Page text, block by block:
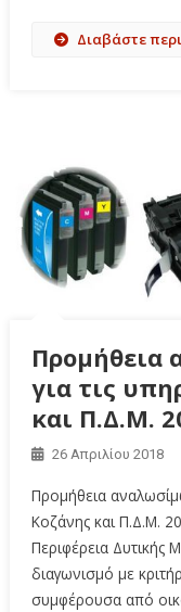
Διαβάστε
Προμήθεια
για τις
και Π.Δ.Μ.
26 Απριλίου 2018
Προμήθεια
Κοζάνης και Π.Δ.Μ.
Περιφέρεια Δυτικής
διαγωνισμό με
συμφέρουσα από